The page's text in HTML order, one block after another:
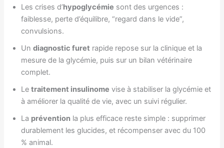
Les crises d’hypoglycémie sont des urgences :
faiblesse, perte d’équilibre, “regard dans le vide”,
convulsions.
Undiagnostic furet rapide repose sur la clinique et la
mesure de la glycémie, puis sur un bilan vétérinaire
complet.
Letraitement insulinome vise à stabiliser la glycémie et
à améliorer la qualité de vie, avec un suivi régulier.
La prévention la plus efficace reste simple : supprimer
durablement les glucides, et récompenser avec du 100
% animal.